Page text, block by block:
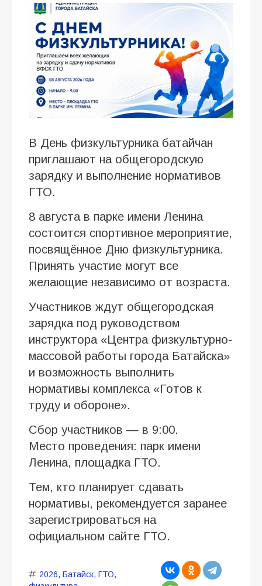
В День физкультурника батайчан
приглашают на общегородскую
зарядку и выполнение нормативов
ГТО.
8 августа в парке имени Ленина
состоится спортивное мероприятие,
посвящённое Дню физкультурника.
Принять участие могут все
желающие независимо от возраста.
Участников ждут общегородская
зарядка под руководством
инструктора «Центра физкультурно-
массовой работы города Батайска»
и возможность выполнить
нормативы комплекса «Готов к
труду и обороне».
Сбор участников — в 9:00.
Место проведения: парк имени
Ленина, площадка ГТО.
Тем, кто планирует сдавать
нормативы, рекомендуется заранее
зарегистрироваться на
официальном сайте ГТО.
2026, Батайск, ГТО,